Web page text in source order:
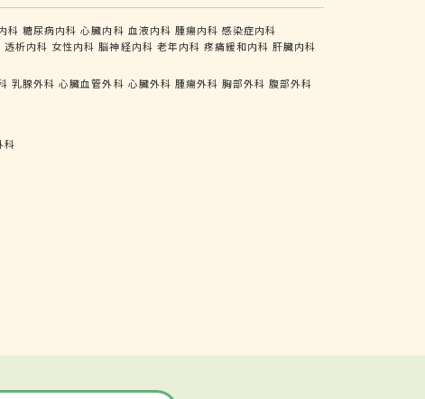
科 糖尿病内科 心臓内科 血液内科 腫瘍内科 感染症内科
透析内科 女性内科 脳神経内科 老年内科 疼痛緩和内科 肝臓内科
乳腺外科 心臓血管外科 心臓外科 腫瘍外科 胸部外科 腹部外科
科